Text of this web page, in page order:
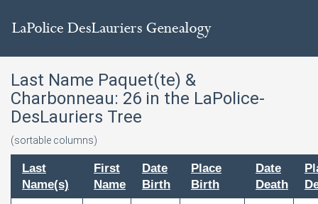
Last Name Paquet(te) &
Charbonneau: 26 in the LaPolice-
DesLauriers Tree
(sortable columns)
Last
Name(s)
First
Name
Date
Birth
Place
Birth
Date
Death